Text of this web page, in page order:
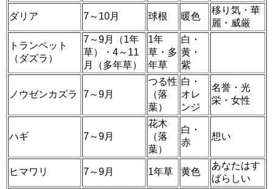
ダリア 7～10月 球根 暖色
移り気・華
麗・威厳
トランペット
（ダズラ）
7～9月（1年
草）・4～11
月（多年草）
1年
草・多
年草
白・
黄・
紫
ノウゼンカズラ 7～9月
つる性
（落
葉）
白・
オレ
ンジ
名誉・光
栄・女性
ハギ 7～9月
花木
（落
葉）
白・
赤
想い
ヒマワリ 7～9月 1年草 黄色
あなたはす
ばらしい